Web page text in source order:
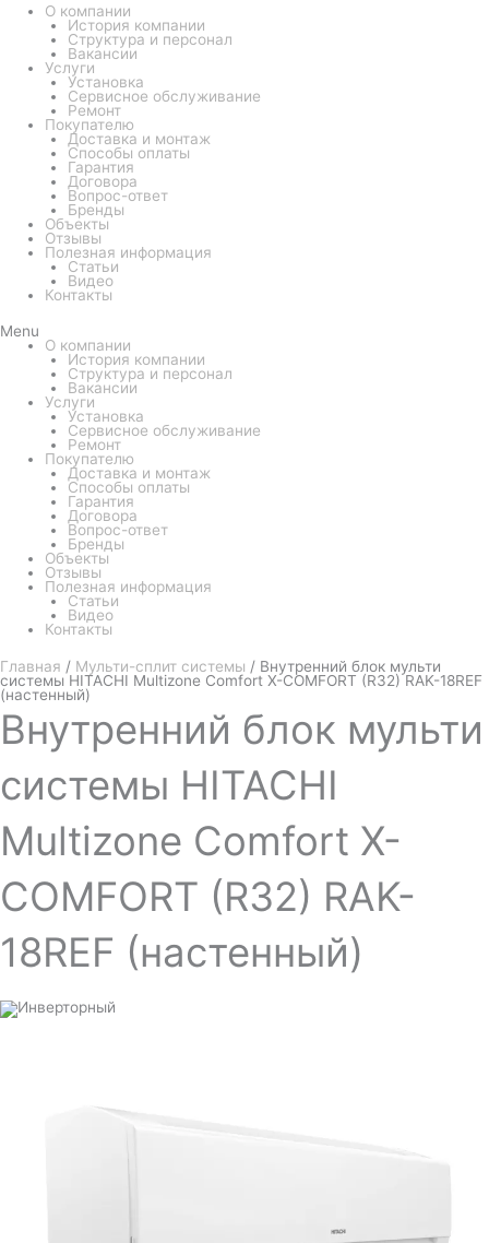
О компании
История компании
Структура и персонал
Вакансии
Услуги
Установка
Сервисное обслуживание
Ремонт
Покупателю
Доставка и монтаж
Способы оплаты
Гарантия
Договора
Вопрос-ответ
Бренды
Объекты
Отзывы
Полезная информация
Статьи
Видео
Контакты
Menu
О компании
История компании
Структура и персонал
Вакансии
Услуги
Установка
Сервисное обслуживание
Ремонт
Покупателю
Доставка и монтаж
Способы оплаты
Гарантия
Договора
Вопрос-ответ
Бренды
Объекты
Отзывы
Полезная информация
Статьи
Видео
Контакты
Главная / Мульти-сплит системы / Внутренний блок мульти
системы HITACHI Multizone Comfort X-COMFORT (R32) RAK-18REF
(настенный)
Внутренний блок мульти
системы HITACHI
Multizone Comfort X-
COMFORT (R32) RAK-
18REF (настенный)